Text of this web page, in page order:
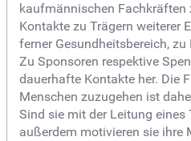
kaufmännischen
Kontakte zu Trägern weiterer
ferner Gesundheitsbereich,
Zu Sponsoren respektive
dauerhafte Kontakte her. Die
Menschen zuzugehen ist
Sind sie mit der Leitung eines
außerdem motivieren sie ihre